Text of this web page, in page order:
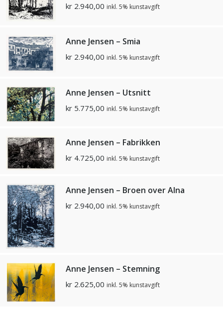
kr 2.940,00 inkl. 5% kunstavgift
Anne Jensen – Smia
kr 2.940,00 inkl. 5% kunstavgift
Anne Jensen – Utsnitt
kr 5.775,00 inkl. 5% kunstavgift
Anne Jensen – Fabrikken
kr 4.725,00 inkl. 5% kunstavgift
Anne Jensen – Broen over Alna
kr 2.940,00 inkl. 5% kunstavgift
Anne Jensen – Stemning
kr 2.625,00 inkl. 5% kunstavgift